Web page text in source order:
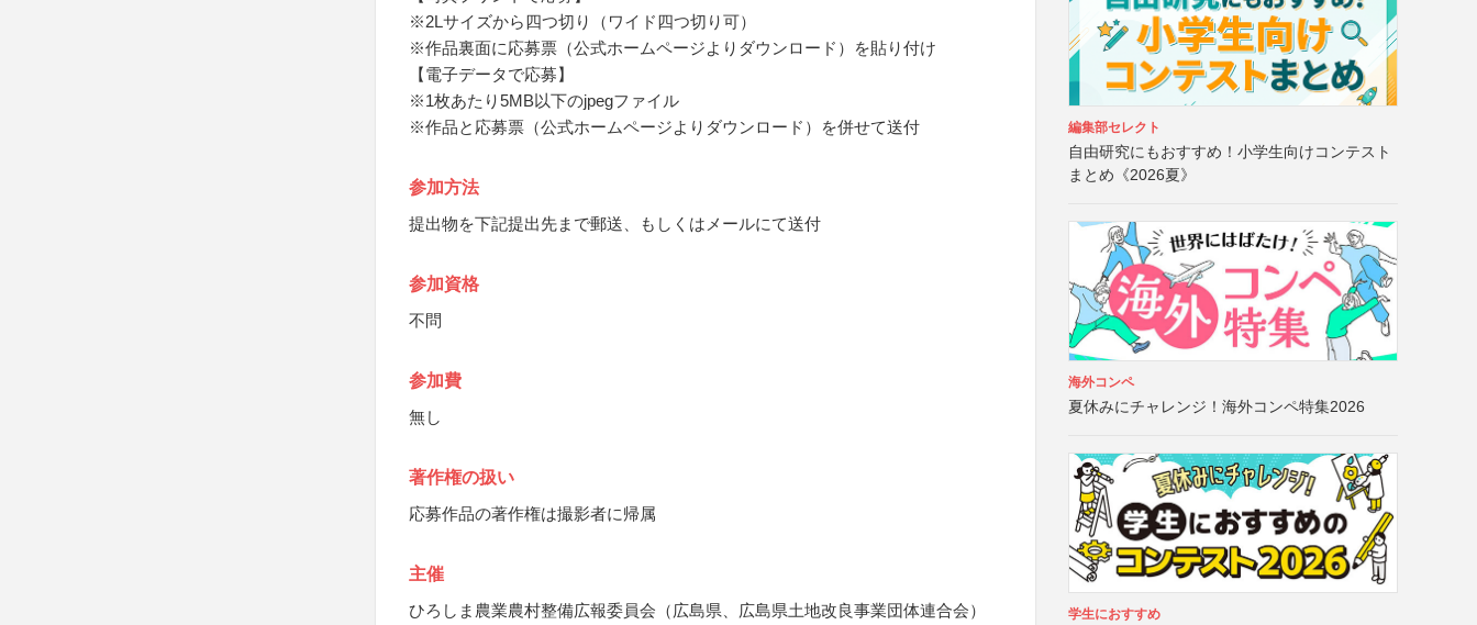
※2Lサイズから四つ切り（ワイド四つ切り可）
※作品裏面に応募票（公式ホームページよりダウンロード）を貼り付け
【電子データで応募】
※1枚あたり5MB以下のjpegファイル
※作品と応募票（公式ホームページよりダウンロード）を併せて送付
参加方法
提出物を下記提出先まで郵送、もしくはメールにて送付
参加資格
不問
参加費
無し
著作権の扱い
応募作品の著作権は撮影者に帰属
主催
ひろしま農業農村整備広報委員会（広島県、広島県土地改良事業団体連合会）
編集部セレクト
自由研究にもおすすめ！小学生向けコンテスト
まとめ《2026夏》
海外コンペ
夏休みにチャレンジ！海外コンペ特集2026
学生におすすめ